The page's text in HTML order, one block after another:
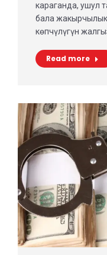
караганда, ушул
бала
көпчүлүгүн
Read more